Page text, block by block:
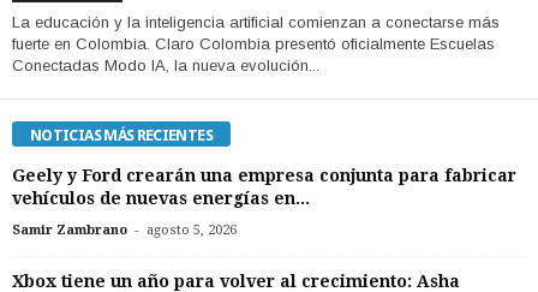
La educación y la inteligencia artificial comienzan a conectarse más
fuerte en Colombia. Claro Colombia presentó oficialmente Escuelas
Conectadas Modo IA, la nueva evolución...
NOTICIAS MÁS RECIENTES
Geely y Ford crearán una empresa conjunta para fabricar
vehículos de nuevas energías en...
Samir Zambrano - agosto 5, 2026
Xbox tiene un año para volver al crecimiento: Asha